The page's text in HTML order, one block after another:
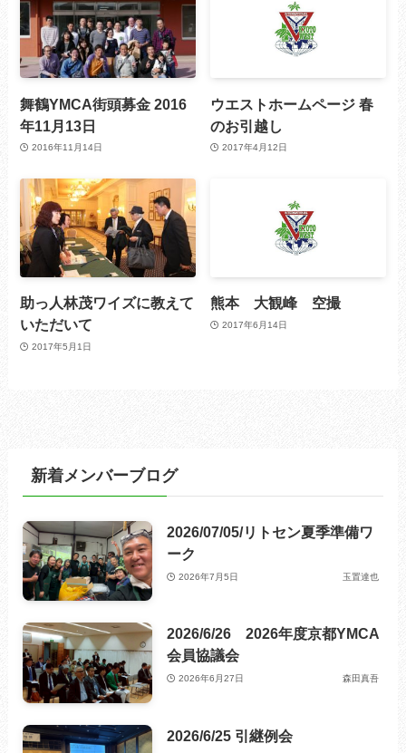
舞鶴YMCA街頭募金 2016
年11月13日
2016年11月14日
ウエストホームページ 春
のお引越し
2017年4月12日
助っ人林茂ワイズに教えて
いただいて
2017年5月1日
熊本 大観峰 空撮
2017年6月14日
新着メンバーブログ
2026/07/05/リトセン夏季準備ワ
ーク
2026年7月5日 玉置達也
2026/6/26 2026年度京都YMCA
会員協議会
2026年6月27日 森田真吾
2026/6/25 引継例会